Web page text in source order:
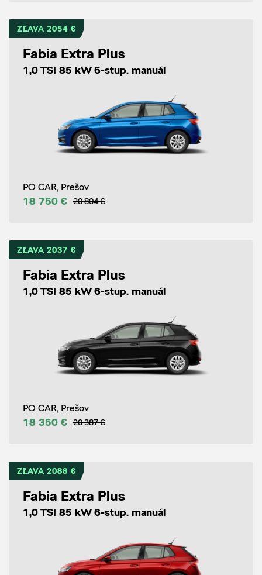
ZĽAVA 2054 €
Fabia Extra Plus
1,0 TSI 85 kW 6-stup. manuál
PO CAR, Prešov
18 750 € 20 804 €
ZĽAVA 2037 €
Fabia Extra Plus
1,0 TSI 85 kW 6-stup. manuál
PO CAR, Prešov
18 350 € 20 387 €
ZĽAVA 2088 €
Fabia Extra Plus
1,0 TSI 85 kW 6-stup. manuál